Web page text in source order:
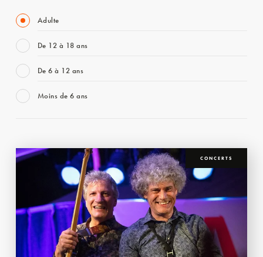
Adulte
De 12 à 18 ans
De 6 à 12 ans
Moins de 6 ans
CONCERTS